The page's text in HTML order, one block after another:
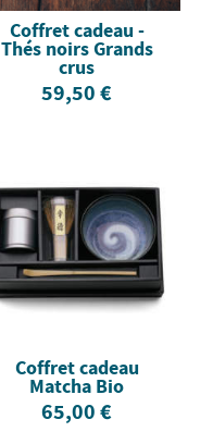
Coffret cadeau -
Thés noirs Grands
crus
59,50 €
Coffret cadeau
Matcha Bio
65,00 €